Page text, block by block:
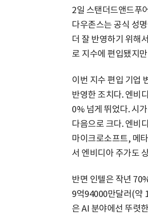
2일 스탠더드앤드푸
다우존스는 공식 성
더 잘 반영하기 위해
로 지수에 편입됐지
이번 지수 편입 기업
반영한 조치다. 엔비
0% 넘게 뛰었다. 시
다음으로 크다. 엔비
마이크로소프트, 메
서 엔비디아 주가도
반면 인텔은 작년
9억94000만달러(약
은 AI 분야에선 뚜렷